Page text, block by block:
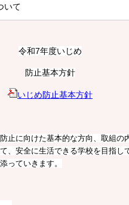
いて
令和7年度いじめ
防止基本方針
いじめ防止基本方針
止に向けた基本的な方向、取組の
、安全に生活できる学校を目指し
っていきます。